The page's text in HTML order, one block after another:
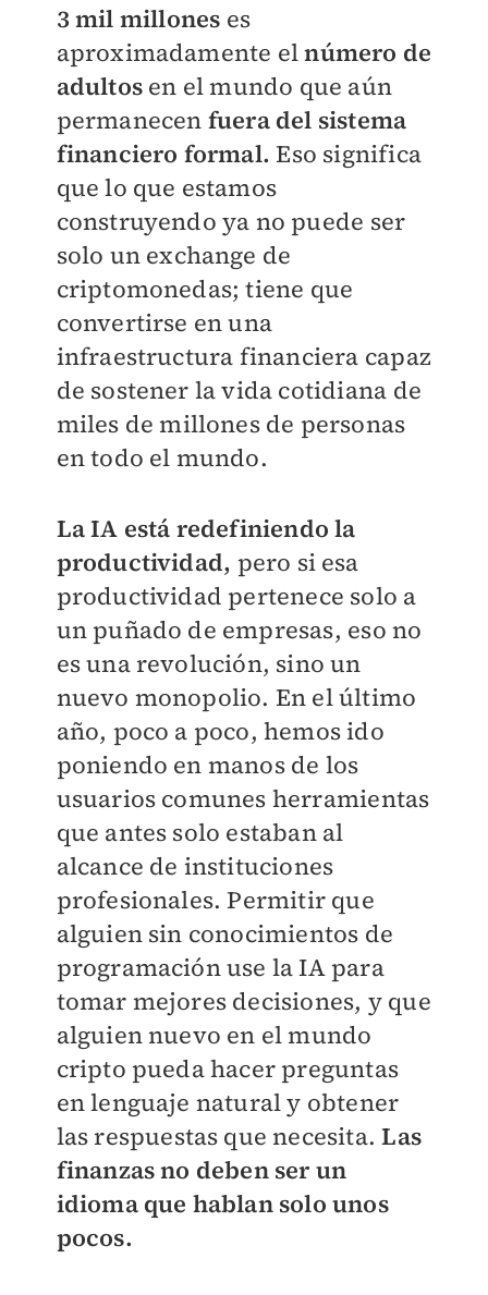
3 mil millones es
aproximadamente elnúmero de
adultosen el mundo que aún
permanecen fuera del sistema
financiero formal. Eso significa
que lo que estamos
construyendo ya no puede ser
solo un exchange de
criptomonedas; tiene que
convertirse en una
infraestructura financiera capaz
de sostener la vida cotidiana de
miles de millones de personas
en todo el mundo.
La IA está redefiniendo la
productividad, pero si esa
productividad pertenece solo a
un puñado de empresas, eso no
es una revolución, sino un
nuevo monopolio. En el último
año, poco a poco, hemos ido
poniendo en manos de los
usuarios comunes herramientas
que antes solo estaban al
alcance de instituciones
profesionales. Permitir que
alguien sin conocimientos de
programación use la IA para
tomar mejores decisiones, y que
alguien nuevo en el mundo
cripto pueda hacer preguntas
en lenguaje natural y obtener
las respuestas que necesita. Las
finanzas no deben ser un
idioma que hablan solo unos
pocos.